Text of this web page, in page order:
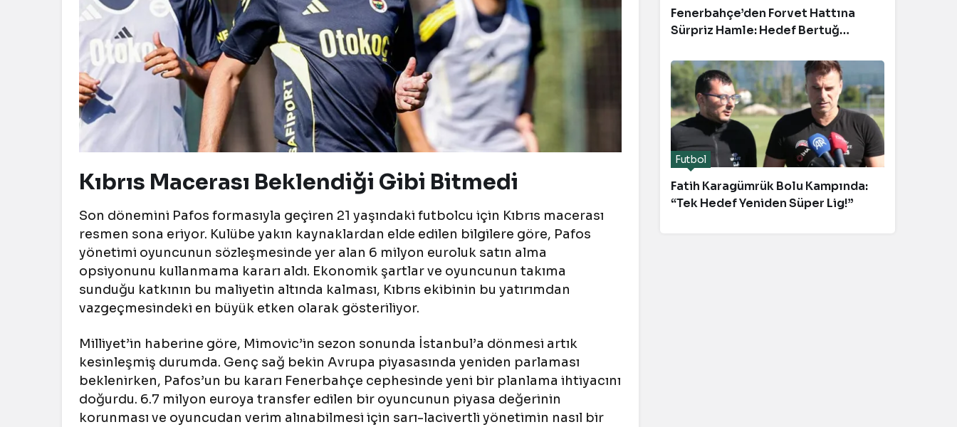
Kıbrıs Macerası Beklendiği Gibi Bitmedi
Son dönemini Pafos formasıyla geçiren 21 yaşındaki futbolcu için Kıbrıs macerası
resmen sona eriyor. Kulübe yakın kaynaklardan elde edilen bilgilere göre, Pafos
yönetimi oyuncunun sözleşmesinde yer alan 6 milyon euroluk satın alma
opsiyonunu kullanmama kararı aldı. Ekonomik şartlar ve oyuncunun takıma
sunduğu katkının bu maliyetin altında kalması, Kıbrıs ekibinin bu yatırımdan
vazgeçmesindeki en büyük etken olarak gösteriliyor.
Milliyet’in haberine göre, Mimovic’in sezon sonunda İstanbul’a dönmesi artık
kesinleşmiş durumda. Genç sağ bekin Avrupa piyasasında yeniden parlaması
beklenirken, Pafos’un bu kararı Fenerbahçe cephesinde yeni bir planlama ihtiyacını
doğurdu. 6.7 milyon euroya transfer edilen bir oyuncunun piyasa değerinin
korunması ve oyuncudan verim alınabilmesi için sarı-lacivertli yönetimin nasıl bir
Fenerbahçe’den Forvet Hattına
Sürpriz Hamle: Hedef Bertuğ
Futbol
Fatih Karagümrük Bolu Kampında:
“Tek Hedef Yeniden Süper Lig!”